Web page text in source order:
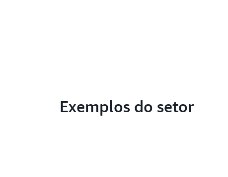
Exemplos do setor